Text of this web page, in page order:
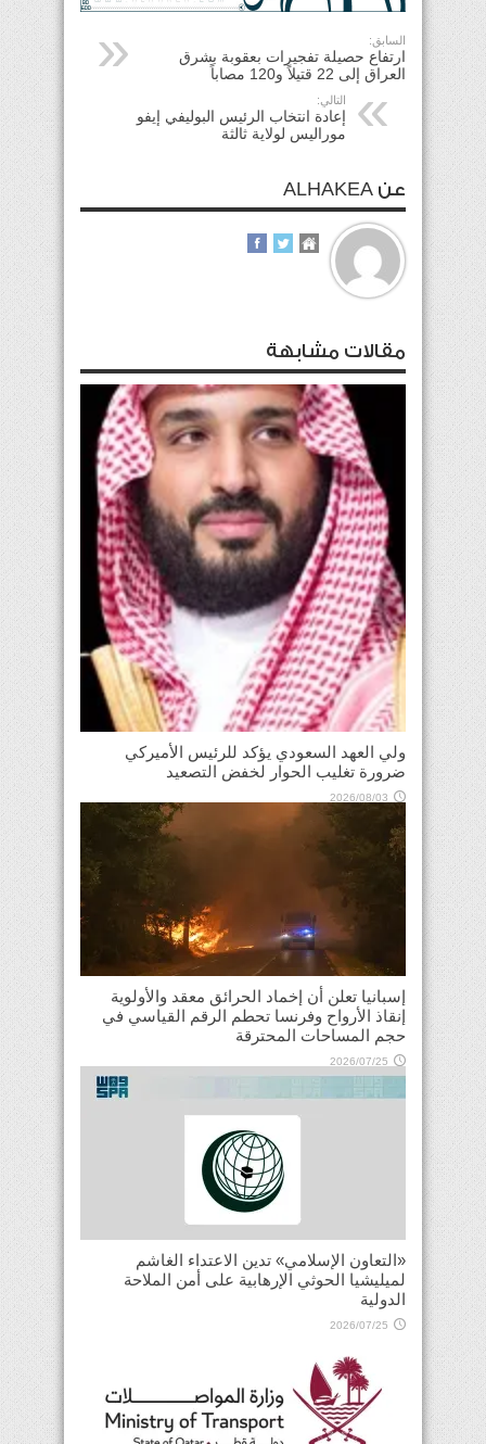
السابق:
ارتفاع حصيلة تفجيرات بعقوبة بشرق
العراق إلى 22 قتيلاً و120 مصاباً
التالي:
إعادة انتخاب الرئيس البوليفي إيفو
موراليس لولاية ثالثة
عن ALHAKEA
مقالات مشابهة
ولي العهد السعودي يؤكد للرئيس الأميركي
ضرورة تغليب الحوار لخفض التصعيد
2026/08/03
إسبانيا تعلن أن إخماد الحرائق معقد والأولوية
إنقاذ الأرواح وفرنسا تحطم الرقم القياسي في
حجم المساحات المحترقة
2026/07/25
«التعاون الإسلامي» تدين الاعتداء الغاشم
لميليشيا الحوثي الإرهابية على أمن الملاحة
الدولية
2026/07/25